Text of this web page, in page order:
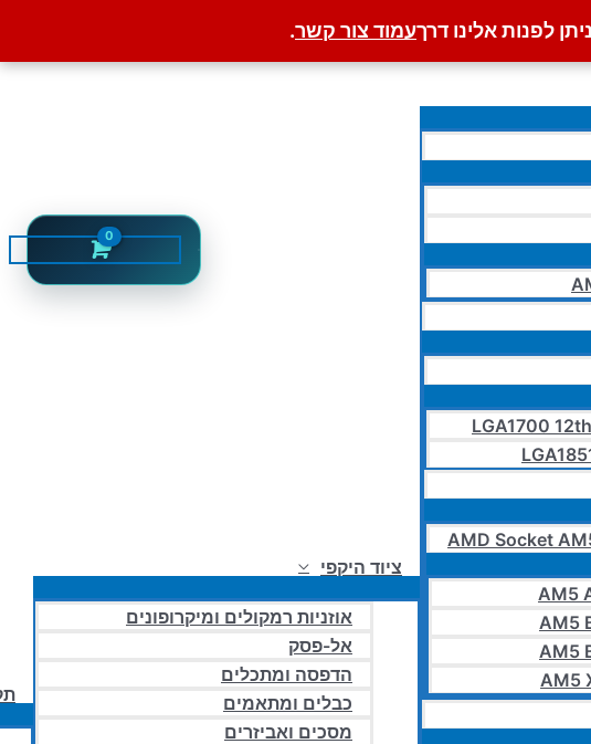
לפנות אלינו דרךעמוד צור קשר.
LGA1700
AMD Socket
AM5
AM5
AM5
AM5
ציוד היקפי
אוזניות רמקולים ומיקרופונים
אל-פסק
הדפסה ומתכלים
כבלים ומתאמים
מסכים ואביזרים